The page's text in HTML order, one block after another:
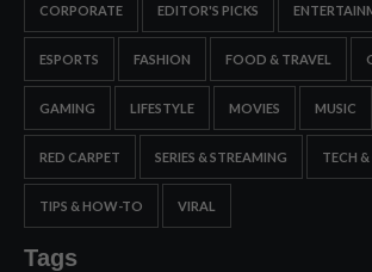
CORPORATE EDITOR'S PICKS
ESPORTS FASHION FOOD & TRAVEL
GAMING LIFESTYLE MOVIES MUSIC
RED CARPET SERIES & STREAMING TECH
TIPS & HOW-TO VIRAL
Tags